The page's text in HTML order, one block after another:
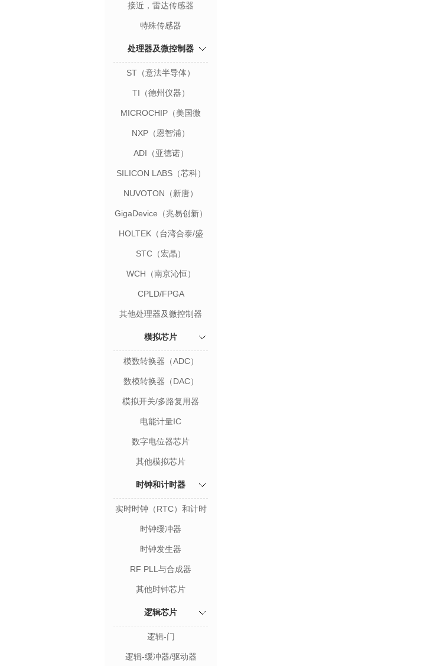
接近，雷达传感器
特殊传感器
处理器及微控制器
ST（意法半导体）
TI（德州仪器）
MICROCHIP（美国微
NXP（恩智浦）
ADI（亚德诺）
SILICON LABS（芯科）
NUVOTON（新唐）
GigaDevice（兆易创新）
HOLTEK（台湾合泰/盛
群）
STC（宏晶）
WCH（南京沁恒）
CPLD/FPGA
其他处理器及微控制器
模拟芯片
模数转换器（ADC）
数模转换器（DAC）
模拟开关/多路复用器
电能计量IC
数字电位器芯片
其他模拟芯片
时钟和计时器
实时时钟（RTC）和计时
器
时钟缓冲器
时钟发生器
RF PLL与合成器
其他时钟芯片
逻辑芯片
逻辑-门
逻辑-缓冲器/驱动器